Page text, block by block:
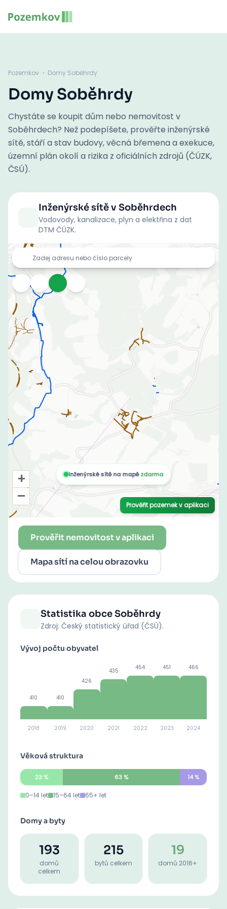
Pozemkov › Domy Soběhrdy
Domy Soběhrdy
Chystáte se koupit dům nebo nemovitost v
Soběhrdech? Než podepíšete, prověřte inženýrské
sítě, stáří a stav budovy, věcná břemena a exekuce,
územní plán okolí a rizika z oficiálních zdrojů (ČÚZK,
ČSÚ).
Inženýrské sítěv Soběhrdech
Vodovody, kanalizace, plyn a elektřina z dat
DTM ČÚZK.
Prověřit nemovitost v aplikaci
Mapa sítí na celou obrazovku
Statistika obceSoběhrdy
Zdroj: Český statistický úřad (ČSÚ).
Vývoj počtu obyvatel
410
2018
410
2019
426
2020
435
2021
454
2022
451
2023
466
2024
Věková struktura
23 % 63 % 14%
0–14 let 15–64 let 65+ let
Domy a byty
193
domů
celkem
215
bytů celkem
19
domů 2016+